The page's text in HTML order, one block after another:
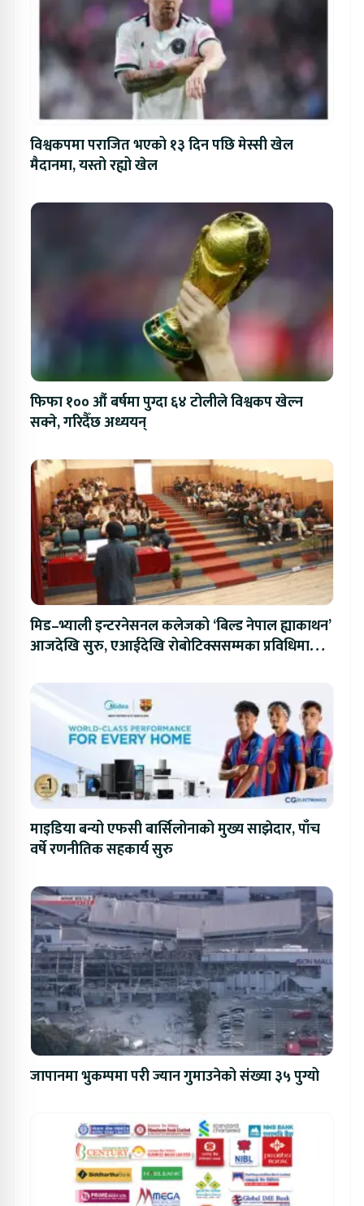
विश्वकपमा पराजित भएको १३ दिन पछि मेस्सी खेल
मैदानमा, यस्तो रह्यो खेल
फिफा १०० औं बर्षमा पुग्दा ६४ टोलीले विश्वकप खेल्न
सक्ने, गरिदैँछ अध्ययन्
मिड–भ्याली इन्टरनेसनल कलेजको ‘बिल्ड नेपाल ह्याकाथन’
आजदेखि सुरु, एआईदेखि रोबोटिक्ससम्मका प्रविधिमा
माइडिया बन्यो एफसी बार्सिलोनाको मुख्य साझेदार, पाँच
वर्षे रणनीतिक सहकार्य सुरु
जापानमा भुकम्पमा परी ज्यान गुमाउनेको संख्या ३५ पुग्यो